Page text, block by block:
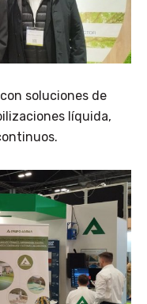
soluciones de
líquida,